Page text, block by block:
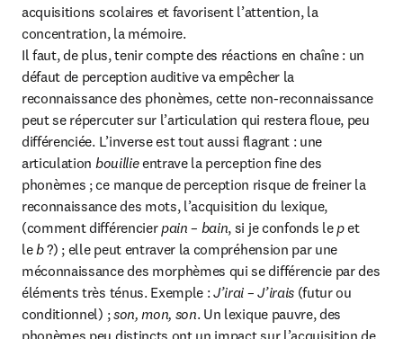
acquisitions scolaires et favorisent l’attention, la
concentration, la mémoire.
Il faut, de plus, tenir compte des réactions en chaîne : un
défaut de perception auditive va empêcher la
reconnaissance des phonèmes, cette non-reconnaissance
peut se répercuter sur l’articulation qui restera floue, peu
différenciée. L’inverse est tout aussi flagrant : une
articulation bouillie entrave la perception fine des
phonèmes ; ce manque de perception risque de freiner la
reconnaissance des mots, l’acquisition du lexique,
(comment différencier pain – bain, si je confonds le p et
le b ?) ; elle peut entraver la compréhension par une
méconnaissance des morphèmes qui se différencie par des
éléments très ténus. Exemple : J’irai – J’irais (futur ou
conditionnel) ; son, mon, son. Un lexique pauvre, des
phonèmes peu distincts ont un impact sur l’acquisition de